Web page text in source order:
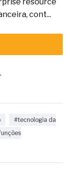
cont...
#tecnologia da